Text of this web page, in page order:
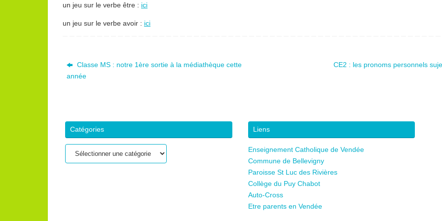
un jeu sur le verbe être : ici
un jeu sur le verbe avoir : ici
Classe MS : notre 1ère sortie à la médiathèque cette
année
CE2 : les pronoms personnels
Catégories Liens
Enseignement Catholique de Vendée
Commune de Bellevigny
Paroisse St Luc des Rivières
Collège du Puy Chabot
Auto-Cross
Etre parents en Vendée